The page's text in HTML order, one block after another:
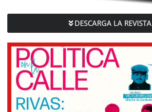
DESCARGA LA REVISTA